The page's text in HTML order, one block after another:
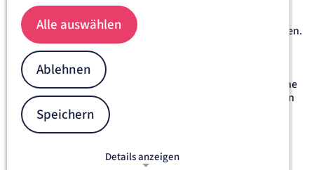
Im Loretto-Krankenhaus Freiburg steht der Mensch im
Mittelpunkt – auch in schwierigen Entscheidungssituationen.
DieKlinische Ethikberatung
Patienten, Angehörige sowie Mitarbeitende bei ethisch
herausfordernden Fragen im medizinischen Alltag. Unser
Ethikteam bietet kompetente, einfühlsame und vertrauliche
Beratung. Ziel ist es, gemeinsam tragfähige Entscheidungen
im Sinne der Betroffenen zu finden und dabei Werte,
Wünsche und medizinische Möglichkeiten in Einklang zu
bringen.
Alle auswählen
Ablehnen
Speichern
Details anzeigen